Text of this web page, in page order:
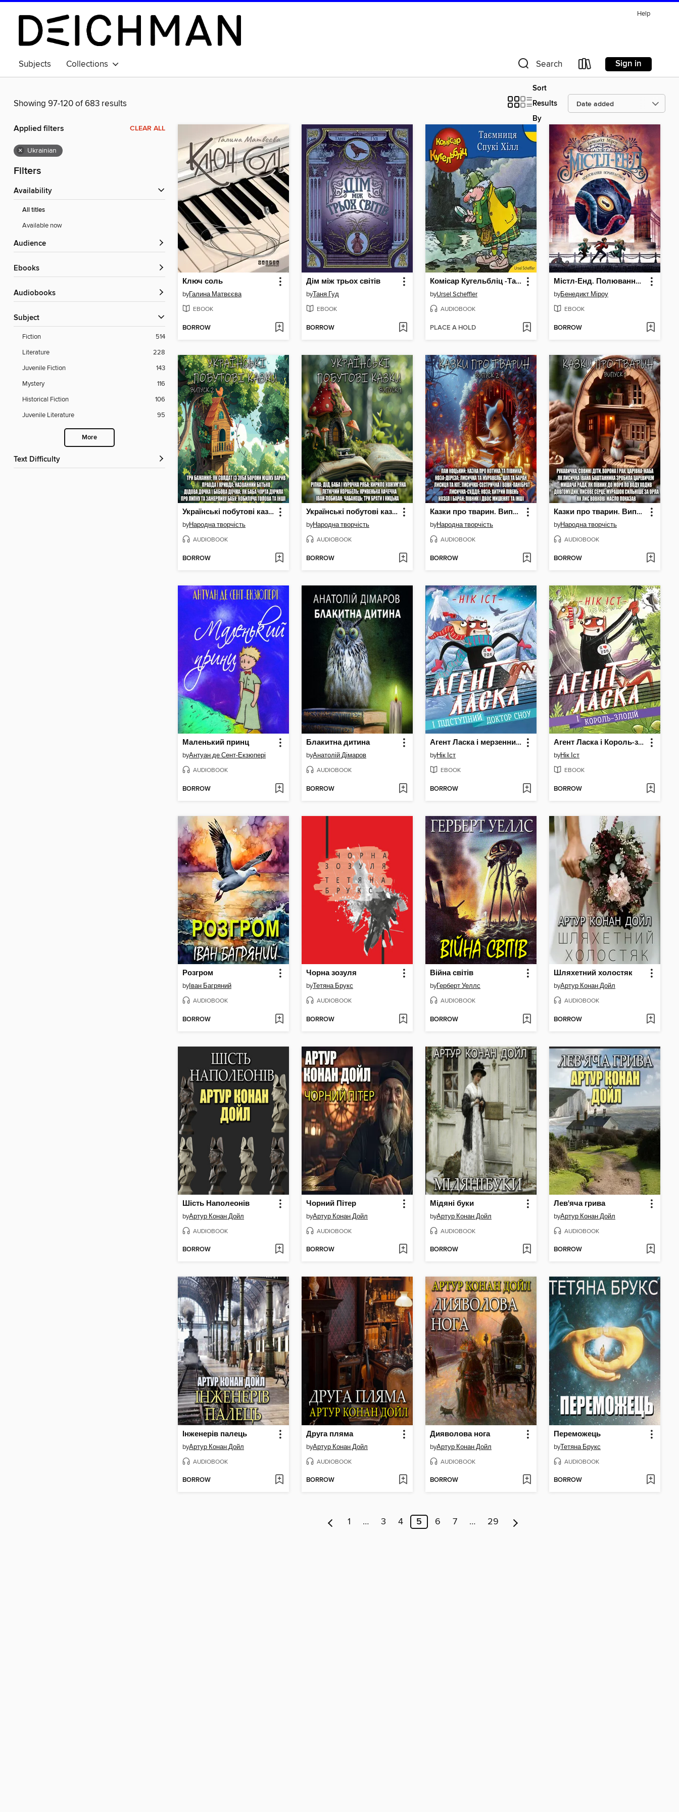
Help
Subjects Collections Search Sign in
Showing 97-120 of 683 results
Sort
Results
By
Applied filters CLEAR ALL
× Ukrainian
Filters
Availability
All titles
Available now
Audience
ebooks
Audiobooks
Subject
Fiction
514
Literature
228
Juvenile Fiction
143
Mystery
116
Historical Fiction
106
Juvenile Literature
95
More
Text Difficulty
Ключ соль
byГалина Матвєєва
EBOOK
BORROW
Дім між трьох світів
byТаня Гуд
EBOOK
BORROW
Комісар Кугельбліц -Таємниця Спукі Хілл (нескорочені)
byUrsel Scheffler
AUDIOBOOK
PLACE A HOLD
Містл-Енд. Полювання починається
byБенедикт Міроу
EBOOK
BORROW
Українські побутові казки. Випуск 2
byНародна творчість
AUDIOBOOK
BORROW
Українські побутові казки. Випуск 1
byНародна творчість
AUDIOBOOK
BORROW
Казки про тварин. Випуск 2
byНародна творчість
AUDIOBOOK
BORROW
Казки про тварин. Випуск 1
byНародна творчість
AUDIOBOOK
BORROW
Маленький принц
byАнтуан де Сент-Екзюпері
AUDIOBOOK
BORROW
Блакитна дитина
byАнатолій Дімаров
AUDIOBOOK
BORROW
Агент Ласка і мерзенний доктор
byНік Іст
EBOOK
BORROW
Агент Ласка і Король-злодій
byНік Іст
EBOOK
BORROW
Розгром
byІван Багряний
AUDIOBOOK
BORROW
Чорна зозуля
byТетяна Брукс
AUDIOBOOK
BORROW
Війна світів
byГерберт Уеллс
AUDIOBOOK
BORROW
Шляхетний холостяк
byАртур Конан Дойл
AUDIOBOOK
BORROW
Шість Наполеонів
byАртур Конан Дойл
AUDIOBOOK
BORROW
Чорний Пітер
byАртур Конан Дойл
AUDIOBOOK
BORROW
Мідяні буки
byАртур Конан Дойл
AUDIOBOOK
BORROW
Лев'яча грива
byАртур Конан Дойл
AUDIOBOOK
BORROW
Інженерів палець
byАртур Конан Дойл
AUDIOBOOK
BORROW
Друга пляма
byАртур Конан Дойл
AUDIOBOOK
BORROW
Дияволова нога
byАртур Конан Дойл
AUDIOBOOK
BORROW
Переможець
byТетяна Брукс
AUDIOBOOK
BORROW
1 … 3 4 5 6 7 … 29